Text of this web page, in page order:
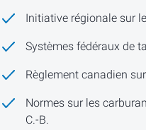
Initiative régionale sur
Systèmes fédéraux de
Règlement canadien
Normes sur les
C.-B.